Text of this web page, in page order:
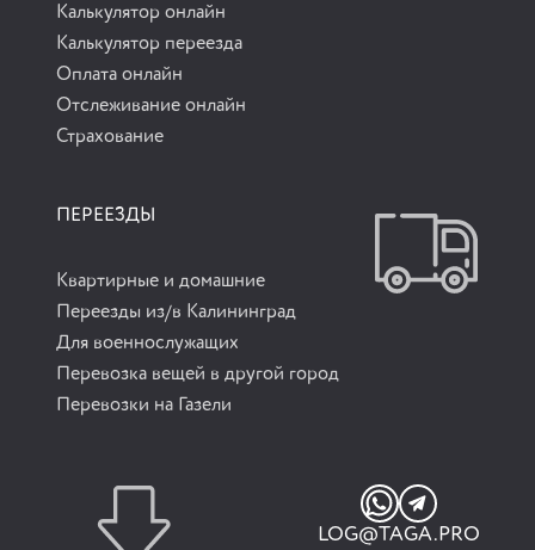
Калькулятор онлайн
Калькулятор переезда
Оплата онлайн
Отслеживание онлайн
Страхование
ПЕРЕЕЗДЫ
Квартирные и домашние
Переезды из/в Калининград
Для военнослужащих
Перевозка вещей в другой город
Перевозки на Газели
LOG@TAGA.PRO